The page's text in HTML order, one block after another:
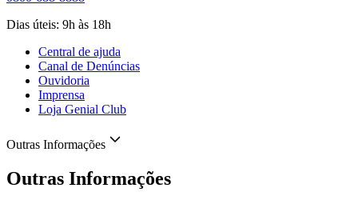
Dias úteis: 9h às 18h
Central de ajuda
Canal de Denúncias
Ouvidoria
Imprensa
Loja Genial Club
Outras Informações
Outras Informações